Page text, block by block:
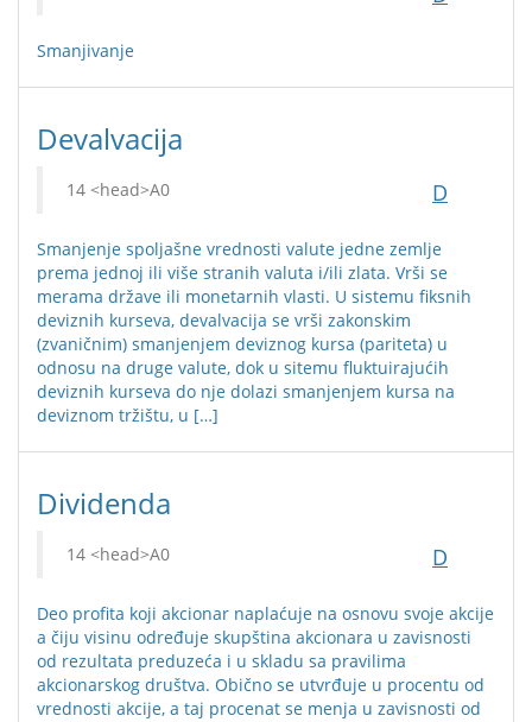
Smanjivanje
Devalvacija
D
Smanjenje spoljašne vrednosti valute jedne zemlje
prema jednoj ili više stranih valuta i/ili zlata. Vrši se
merama države ili monetarnih vlasti. U sistemu fiksnih
deviznih kurseva, devalvacija se vrši zakonskim
(zvaničnim) smanjenjem deviznog kursa (pariteta) u
odnosu na druge valute, dok u sitemu fluktuirajućih
deviznih kurseva do nje dolazi smanjenjem kursa na
deviznom tržištu, u […]
Dividenda
D
Deo profita koji akcionar naplaćuje na osnovu svoje akcije
a čiju visinu određuje skupština akcionara u zavisnosti
od rezultata preduzeća i u skladu sa pravilima
akcionarskog društva. Obično se utvrđuje u procentu od
vrednosti akcije, a taj procenat se menja u zavisnosti od